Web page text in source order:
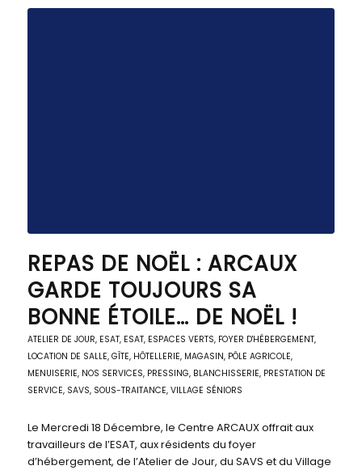
REPAS DE NOËL : ARCAUX
GARDE TOUJOURS SA
BONNE ÉTOILE… DE NOËL !
ATELIER DE JOUR, ESAT, ESAT, ESPACES VERTS, FOYER D'HÉBERGEMENT,
LOCATION DE SALLE, GÎTE, HÔTELLERIE, MAGASIN, PÔLE AGRICOLE,
MENUISERIE, NOS SERVICES, PRESSING, BLANCHISSERIE, PRESTATION DE
SERVICE, SAVS, SOUS-TRAITANCE, VILLAGE SÉNIORS
Le Mercredi 18 Décembre, le Centre ARCAUX offrait aux
travailleurs de l’ESAT, aux résidents du foyer
d’hébergement, de l’Atelier de Jour, du SAVS et du Village